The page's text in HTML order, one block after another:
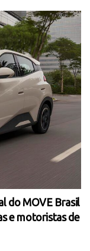
do MOVE Brasil
e motoristas de